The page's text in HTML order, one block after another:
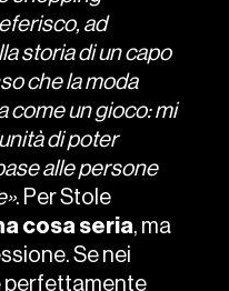
ad
storia di un capo
che la moda
come un gioco: mi
di poter
alle persone
. Per Stole
cosa seria, ma
Se nei
perfettamente